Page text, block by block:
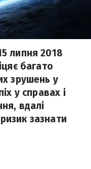
липня 2018
багато
зрушень у
у справах і
вдалі
зазнати